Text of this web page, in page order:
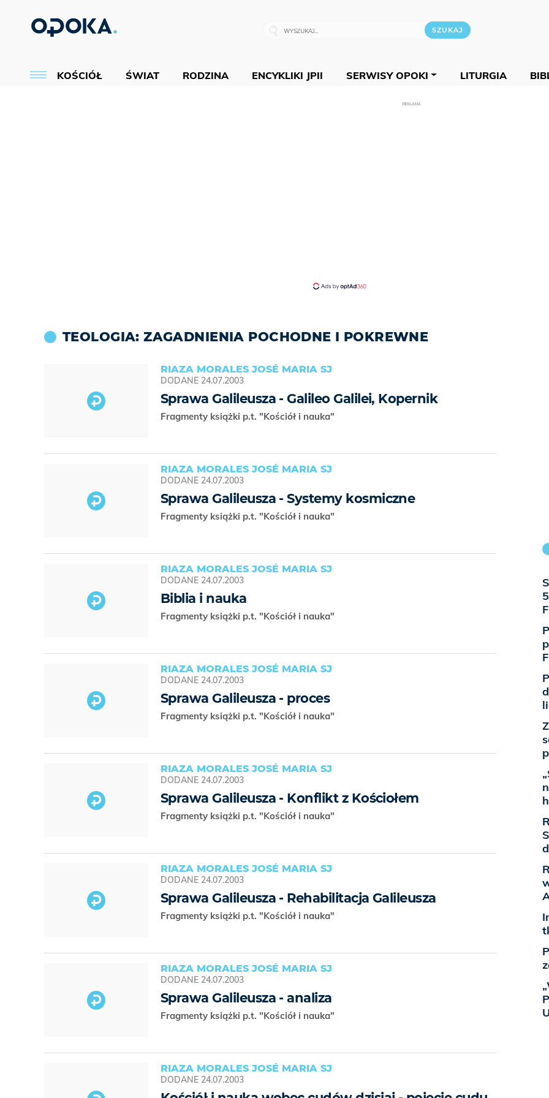
KOŚCIÓŁ ŚWIAT RODZINA ENCYKLIKI JPII SERWISY OPOKI LITURGIA
REKLAMA
TEOLOGIA: ZAGADNIENIA POCHODNE I POKREWNE
RIAZA MORALES JOSÉ MARIA SJ
DODANE 24.07.2003
Sprawa Galileusza - Galileo Galilei, Kopernik
Fragmenty książki p.t. "Kościół i nauka"
RIAZA MORALES JOSÉ MARIA SJ
DODANE 24.07.2003
Sprawa Galileusza - Systemy kosmiczne
Fragmenty książki p.t. "Kościół i nauka"
RIAZA MORALES JOSÉ MARIA SJ
DODANE 24.07.2003
Biblia i nauka
Fragmenty książki p.t. "Kościół i nauka"
RIAZA MORALES JOSÉ MARIA SJ
DODANE 24.07.2003
Sprawa Galileusza - proces
Fragmenty książki p.t. "Kościół i nauka"
RIAZA MORALES JOSÉ MARIA SJ
DODANE 24.07.2003
Sprawa Galileusza - Konflikt z Kościołem
Fragmenty książki p.t. "Kościół i nauka"
RIAZA MORALES JOSÉ MARIA SJ
DODANE 24.07.2003
Sprawa Galileusza - Rehabilitacja Galileusza
Fragmenty książki p.t. "Kościół i nauka"
RIAZA MORALES JOSÉ MARIA SJ
DODANE 24.07.2003
Sprawa Galileusza - analiza
Fragmenty książki p.t. "Kościół i nauka"
RIAZA MORALES JOSÉ MARIA SJ
DODANE 24.07.2003